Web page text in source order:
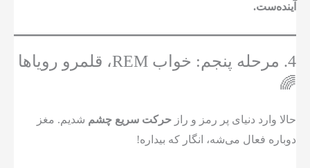
آینده‌ست.
4. مرحله پنجم: خواب REM، قلمرو رویاها
🌈
حالا وارد دنیای پر رمز و راز حرکت سریع چشم شدیم. مغز
دوباره فعال می‌شه، انگار که بیداره!